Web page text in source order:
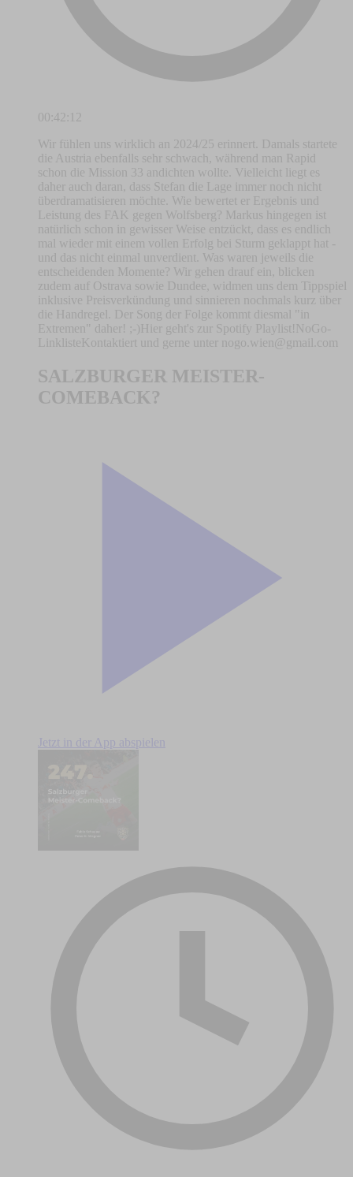
00:42:12
Wir fühlen uns wirklich an 2024/25 erinnert. Damals startete
die Austria ebenfalls sehr schwach, während man Rapid
schon die Mission 33 andichten wollte. Vielleicht liegt es
daher auch daran, dass Stefan die Lage immer noch nicht
überdramatisieren möchte. Wie bewertet er Ergebnis und
Leistung des FAK gegen Wolfsberg? Markus hingegen ist
natürlich schon in gewisser Weise entzückt, dass es endlich
mal wieder mit einem vollen Erfolg bei Sturm geklappt hat -
und das nicht einmal unverdient. Was waren jeweils die
entscheidenden Momente? Wir gehen drauf ein, blicken
zudem auf Ostrava sowie Dundee, widmen uns dem Tippspiel
inklusive Preisverkündung und sinnieren nochmals kurz über
die Handregel. Der Song der Folge kommt diesmal "in
Extremen" daher! ;-)Hier geht's zur Spotify Playlist!⁠⁠NoGo-
Linkliste⁠Kontaktiert und gerne unter ⁠
nogo.wien@gmail.com
SALZBURGER MEISTER-
COMEBACK?
Jetzt in der App abspielen